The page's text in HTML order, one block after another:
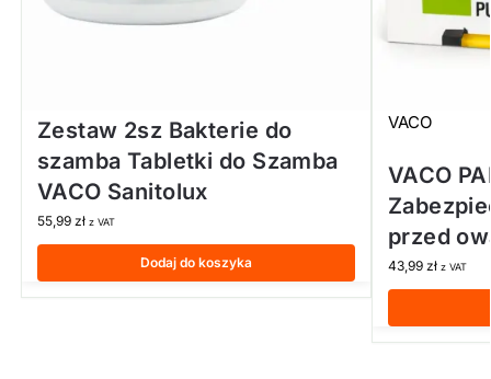
Zestaw 2sz Bakterie do
szamba Tabletki do Szamba
VACO Sanitolux
55,99 zł z VAT
Dodaj do koszyka
VACO
VACO
przed
43,99 zł z VAT